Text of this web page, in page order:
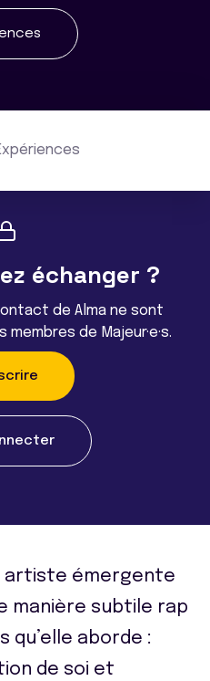
échanger ?
de Alma ne sont
de Majeur·e·s.
artiste émergente
manière subtile rap
qu’elle aborde :
de soi et